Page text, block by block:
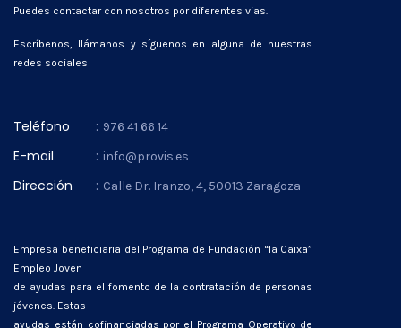
Puedes contactar con nosotros por diferentes vias.
Escríbenos, llámanos y síguenos en alguna de nuestras
redes sociales
Teléfono : 976 41 66 14
E-mail : info@provis.es
Dirección : Calle Dr. Iranzo, 4, 50013 Zaragoza
Empresa beneficiaria del Programa de Fundación “la Caixa”
Empleo Joven
de ayudas para el fomento de la contratación de personas
jóvenes. Estas
ayudas están cofinanciadas por el Programa Operativo de